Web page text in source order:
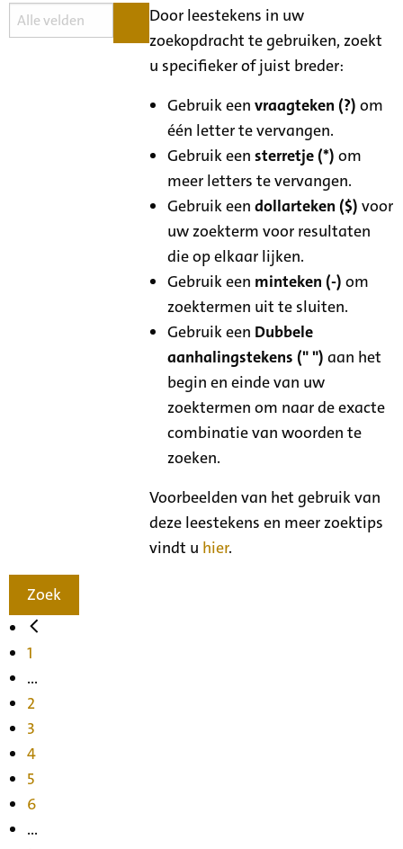
Door leestekens in uw
zoekopdracht te gebruiken, zoekt
u specifieker of juist breder:
Gebruik eenvraagteken (?) om
één letter te vervangen.
Gebruik eensterretje (*) om
meer letters te vervangen.
Gebruik eendollarteken ($) voor
uw zoekterm voor resultaten
die op elkaar lijken.
Gebruik een minteken (-) om
zoektermen uit te sluiten.
Gebruik een Dubbele
aanhalingstekens (" ") aan het
begin en einde van uw
zoektermen om naar de exacte
combinatie van woorden te
zoeken.
Voorbeelden van het gebruik van
deze leestekens en meer zoektips
vindt u hier.
Zoek
1
...
2
3
4
5
6
...